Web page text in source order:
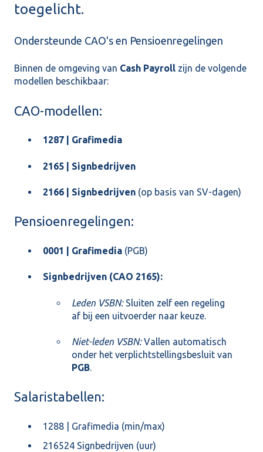
toegelicht.
Ondersteunde CAO's en Pensioenregelingen
Binnen de omgeving van Cash Payroll zijn de volgende
modellen beschikbaar:
CAO-modellen:
1287 | Grafimedia
2165 | Signbedrijven
2166 | Signbedrijven (op basis van SV-dagen)
Pensioenregelingen:
0001 | Grafimedia (PGB)
Signbedrijven (CAO 2165):
Leden VSBN:Sluiten zelf een regeling
af bij een uitvoerder naar keuze.
Niet-leden VSBN:Vallen automatisch
onder het verplichtstellingsbesluit van
PGB.
Salaristabellen:
1288 | Grafimedia (min/max)
216524 Signbedrijven (uur)